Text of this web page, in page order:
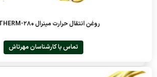
روغن انتقال حرارت مینرال LUBTHERM-280
تماس با کارشناسان مهرتاش